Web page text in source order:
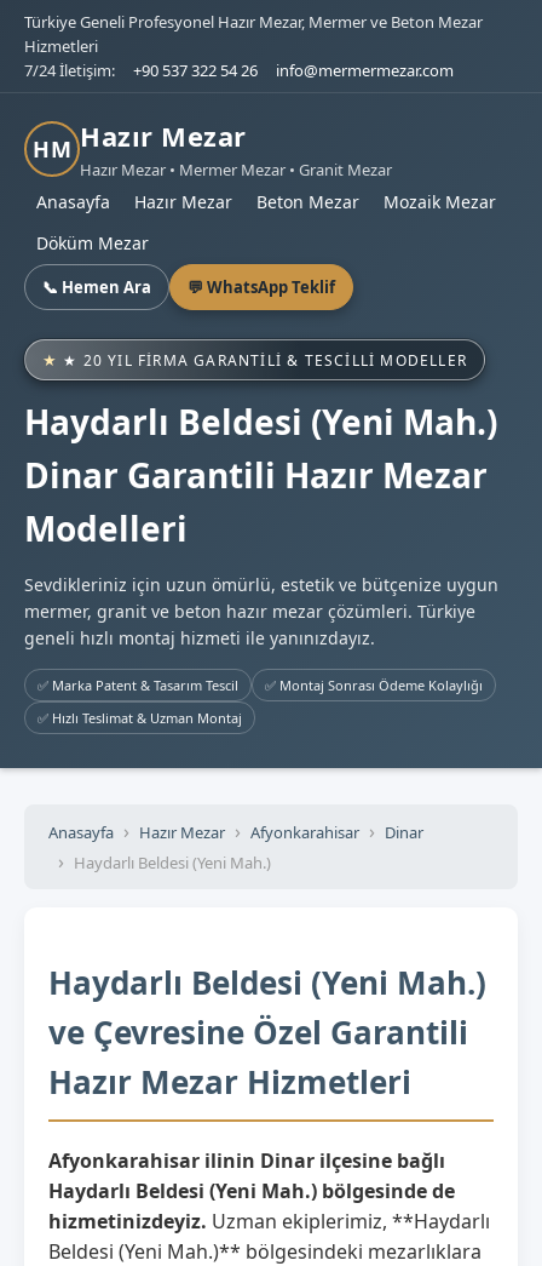
Türkiye Geneli Profesyonel Hazır Mezar, Mermer ve Beton Mezar
Hizmetleri
7/24 İletişim:
+90 537 322 54 26 info@mermermezar.com
HM Hazır Mezar
Hazır Mezar • Mermer Mezar • Granit Mezar
Anasayfa Hazır Mezar Beton Mezar
Mozaik Mezar
Döküm Mezar
📞 Hemen Ara 💬 WhatsApp Teklif
★ 20 YIL FIRMA GARANTILI & TESCILLI MODELLER
Haydarlı Beldesi (Yeni Mah.)
Dinar Garantili Hazır Mezar
Modelleri
Sevdikleriniz için uzun ömürlü, estetik ve bütçenize uygun
mermer, granit ve beton hazır mezar çözümleri. Türkiye
geneli hızlı montaj hizmeti ile yanınızdayız.
✅ Marka Patent & Tasarım Tescil
✅ Montaj Sonrası Ödeme Kolaylığı
✅ Hızlı Teslimat & Uzman Montaj
Anasayfa Hazır Mezar Afyonkarahisar
Dinar
Haydarlı Beldesi (Yeni Mah.)
Haydarlı Beldesi (Yeni Mah.)
ve Çevresine Özel Garantili
Hazır Mezar Hizmetleri
Afyonkarahisar ilinin Dinar ilçesine bağlı
Haydarlı Beldesi (Yeni Mah.) bölgesinde de
hizmetinizdeyiz. Uzman ekiplerimiz, **Haydarlı
Beldesi (Yeni Mah.)** bölgesindeki mezarlıklara